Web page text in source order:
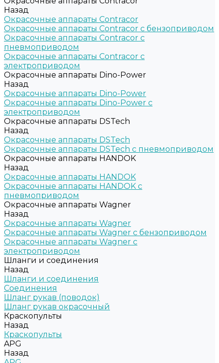
Назад
Окрасочные аппараты Contracor
Окрасочные аппараты Contracor с бензоприводом
Окрасочные аппараты Contracor с
пневмоприводом
Окрасочные аппараты Contracor с
электроприводом
Окрасочные аппараты Dino-Power
Назад
Окрасочные аппараты Dino-Power
Окрасочные аппараты Dino-Power с
электроприводом
Окрасочные аппараты DSTech
Назад
Окрасочные аппараты DSTech
Окрасочные аппараты DSTech c пневмоприводом
Окрасочные аппараты HANDOK
Назад
Окрасочные аппараты HANDOK
Окрасочные аппараты HANDOK c
пневмоприводом
Окрасочные аппараты Wagner
Назад
Окрасочные аппараты Wagner
Окрасочные аппараты Wagner с бензоприводом
Окрасочные аппараты Wagner с
электроприводом
Шланги и соединения
Назад
Шланги и соединения
Cоединения
Шланг рукав (поводок)
Шланг рукав окрасочный
Краскопульты
Назад
Краскопульты
APG
Назад